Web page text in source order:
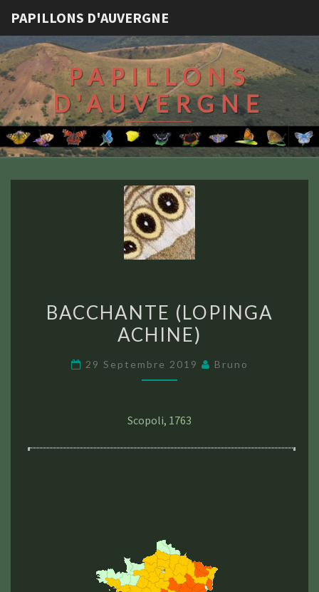
PAPILLONS D'AUVERGNE
PAPILLONS
D'AUVERGNE
(LOPINGA
ACHINE)
BACCHANTE (LOPINGA
ACHINE)
29 Septembre 2019 Bruno
Scopoli, 1763